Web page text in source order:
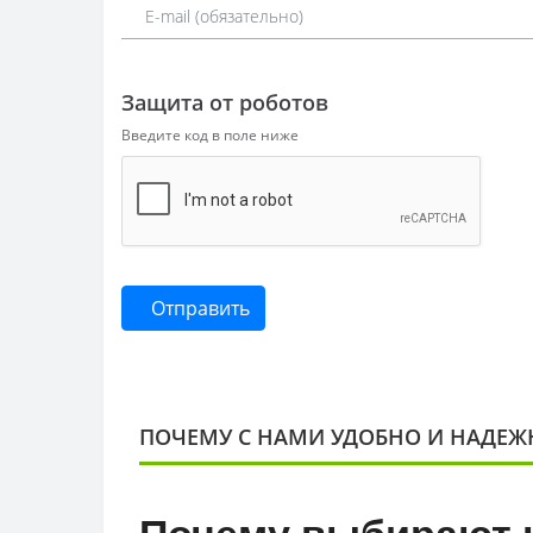
Защита от роботов
Введите код в поле ниже
Отправить
ПОЧЕМУ С НАМИ УДОБНО И